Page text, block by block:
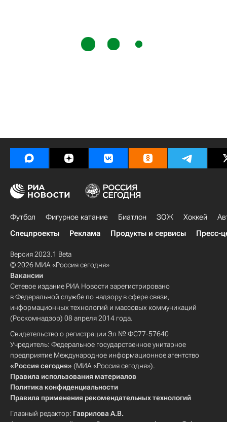
Футбол Фигурное катание Биатлон ЗОЖ Хоккей
Спецпроекты
Реклама Продукты и сервисы Пресс-
Версия 2023.1 Beta
© 2026 МИА «Россия сегодня»
Вакансии
Сетевое издание РИА Новости зарегистрировано
в Федеральной службе по надзору в сфере связи,
информационных технологий и массовых коммуникаций
(Роскомнадзор) 08 апреля 2014 года.
Свидетельство о регистрации Эл № ФС77-57640
Учредитель: Федеральное государственное унитарное
предприятие Международное информационное агентство
«Россия сегодня» (МИА «Россия сегодня»).
Правила использования материалов
Политика конфиденциальности
Правила применения рекомендательных технологий
Главный редактор: Гаврилова А.В.